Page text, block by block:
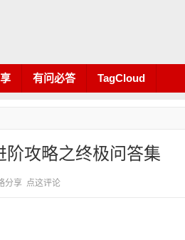
有问必答 TagCloud
阶攻略之终极问答集
分享 点这评论